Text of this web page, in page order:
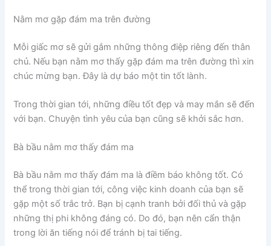
Nằm mơ gặp đám ma trên đường
Mỗi giấc mơ sẽ gửi gắm những thông điệp riêng đến thân
chủ. Nếu bạn nằm mơ thấy gặp đám ma trên đường thì xin
chúc mừng bạn. Đây là dự báo một tin tốt lành.
Trong thời gian tới, những điều tốt đẹp và may mắn sẽ đến
với bạn. Chuyện tình yêu của bạn cũng sẽ khởi sắc hơn.
Bà bầu nằm mơ thấy đám ma
Bà bầu nằm mơ thấy đám ma là điềm báo không tốt. Có
thể trong thời gian tới, công việc kinh doanh của bạn sẽ
gặp một số trắc trở. Bạn bị cạnh tranh bởi đối thủ và gặp
những thị phi không đáng có. Do đó, bạn nên cẩn thận
trong lời ăn tiếng nói để tránh bị tai tiếng.